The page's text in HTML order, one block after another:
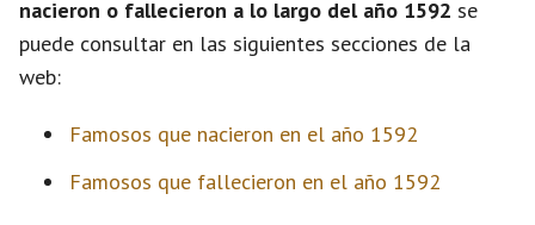
nacieron o fallecieron a lo largo del año 1592 se
puede consultar en las siguientes secciones de la
web:
Famosos que nacieron en el año 1592
Famosos que fallecieron en el año 1592